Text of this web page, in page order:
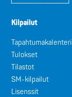
Kilpailut
Tapahtumakalenteri
Tulokset
Tilastot
SM-kilpailut
Lisenssit